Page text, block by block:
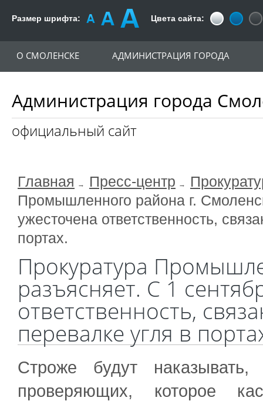
Размер шрифта: Цвета сайта:
Администрация города
официальный сайт
О СМОЛЕНСКЕ АДМИНИСТРАЦИЯ ГОРОДА
Главная Пресс-центр
Промышленного района г.
ужесточена ответственность,
портах.
Прокуратура
разъясняет. С 1
ответственность,
перевалке угля в
Строже будут
проверяющих, которое